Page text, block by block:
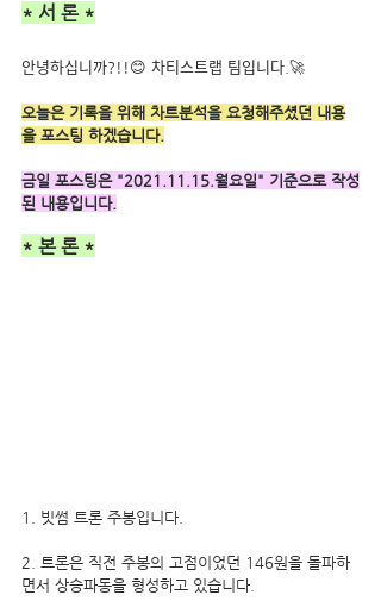
* 서 론 *
안녕하십니까?!!😊 차티스트랩 팀입니다.🚀
오늘은 기록을 위해 차트분석을 요청해주셨던 내용
을 포스팅 하겠습니다.
금일 포스팅은 "2021.11.15.월요일" 기준으로 작성
된 내용입니다.
* 본 론 *
1. 빗썸 트론 주봉입니다.
2. 트론은 직전 주봉의 고점이었던 146원을 돌파하
면서 상승파동을 형성하고 있습니다.